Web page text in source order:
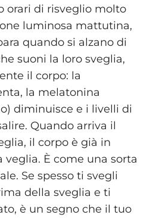
orari di risveglio molto
luminosa mattutina,
quando si alzano di
suoni la loro sveglia,
il corpo: la
la melatonina
diminuisce e i livelli di
Quando arriva il
il corpo è già in
veglia. È come una sorta
Se spesso ti svegli
della sveglia e ti
è un segno che il tuo